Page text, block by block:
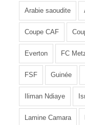
Arabie saoudite
Coupe CAF
Everton FC
FSF Guinée
Iliman Ndiaye
Lamine Camara